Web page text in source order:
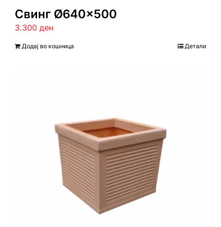
Свинг Ø640×500
3.300 ден
Додај во кошница Детали